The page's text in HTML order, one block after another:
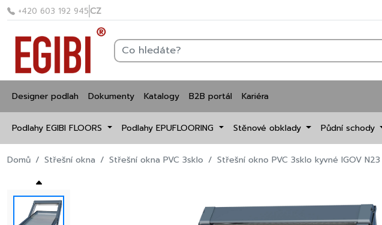
+420 603 192 945CZ
Designer podlah Dokumenty Katalogy B2B portál Kariéra
Podlahy EGIBI FLOORS Podlahy EPUFLOORING Stěnové obklady Půdní schody
Domů Střešní okna Střešní okna PVC 3sklo Střešní okno PVC 3sklo kyvné IGOV N23